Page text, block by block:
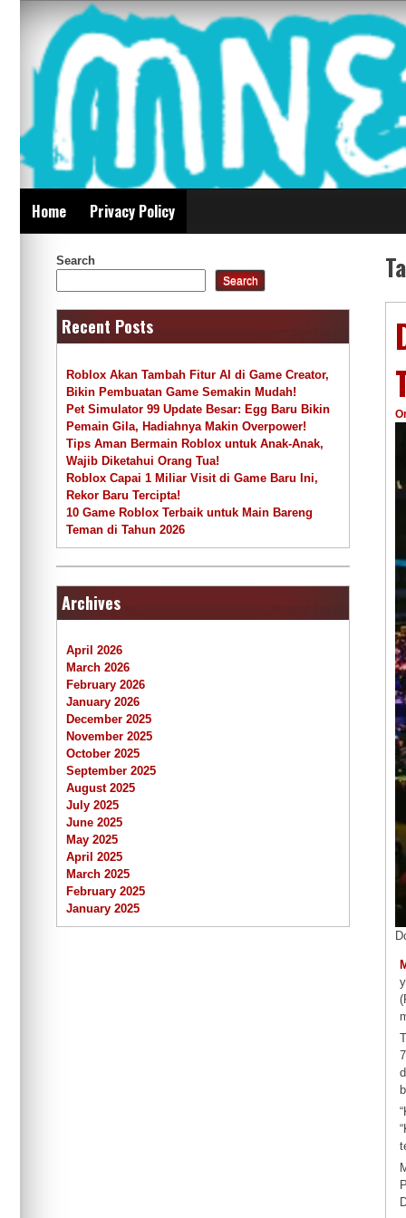
content
Mnepalghopa
Indonesia
Home Privacy Policy
Search
Search
Recent Posts
Roblox Akan Tambah Fitur AI di Game Creator,
Bikin Pembuatan Game Semakin Mudah!
Pet Simulator 99 Update Besar: Egg Baru Bikin
Pemain Gila, Hadiahnya Makin Overpower!
Tips Aman Bermain Roblox untuk Anak-Anak,
Wajib Diketahui Orang Tua!
Roblox Capai 1 Miliar Visit di Game Baru Ini,
Rekor Baru Tercipta!
10 Game Roblox Terbaik untuk Main Bareng
Teman di Tahun 2026
Archives
April 2026
March 2026
February 2026
January 2026
December 2025
November 2025
October 2025
September 2025
August 2025
July 2025
June 2025
May 2025
April 2025
March 2025
February 2025
January 2025